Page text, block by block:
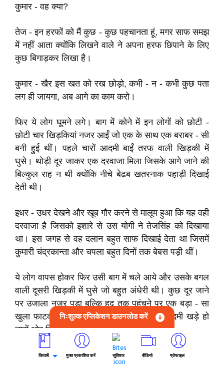
कुमार - वह क्या?
तेज - इन हरफों को मैं कुछ - कुछ पहचानता हूं, मगर साफ समझ
में नहीं आता क्योंकि लिखने वाले ने अपना हरफ छिपाने के लिए
कुछ बिगाड़कर लिखा है।
कुमार - खैर इस खत को रख छोड़ो, कभी - न - कभी कुछ पता
लग ही जायगा, अब आगे का काम करो।
फिर ये लोग घूमने लगे। बाग में कोने में इन लोगों को छोटी -
छोटी चार खिड़कियां नजर आईं जो एक के साथ एक बराबर - सी
बनी हुई थीं। पहले चारों आदमी बाईं तरफ वाली खिड़की में
घुसे। थोड़ी दूर जाकर एक दरवाजा मिला जिसके आगे जाने की
बिल्कुल राह न थी क्योंकि नीचे बेढब खतरनाक पहाड़ी दिखाई
देती थी।
इधर - उधर देखने और खूब गौर करने से मालूम हुआ कि यह वही
दरवाजा है जिसको इशारे से उस योगी ने तेजसिंह को दिखाया
था। इस जगह से वह दलान बहुत साफ दिखाई देता था जिसमें
कुमारी चंद्रकान्ता और चपला बहुत दिनों तक बेबस पड़ी थीं।
ये लोग वापस होकर फिर उसी बाग में चले आये और उसके बगल
वाली दूसरी खिड़की में घुसे जो बहुत अंधेरी थी। कुछ दूर जाने
पर उजाला नजर पड़ा बल्कि हद तक पहुंचने पर एक बड़ा - सा
खुला फाटक मिला जिससे बाहर होकर ये चारों आदमी खड़े हो
चारों ओर निगाह दौड़ाने लगे।
लंबे - चौड़े मैदान के सिवाय और कुछ न नजर आया। तेजसिंह ने
निःशुल्क एप्लिकेशन डाउनलोड करें
किताबें मुक्त प्रकाशित करें सुविचार वीडियो प्रोफाइल